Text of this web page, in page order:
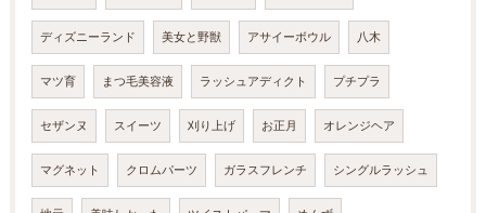
ディズニーランド 美女と野獣 アサイーボウル 八木
マツ育 まつ毛美容液 ラッシュアディクト プチプラ
セザンヌ スイーツ 刈り上げ お正月 オレンジヘア
マグネット クロムパーツ ガラスフレンチ シングルラッシュ